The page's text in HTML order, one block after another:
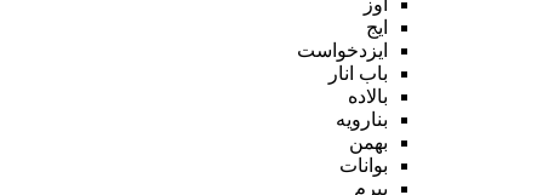
ایج
ایزدخواست
باب انار
بالاده
بنارویه
بهمن
بوانات
بیرم